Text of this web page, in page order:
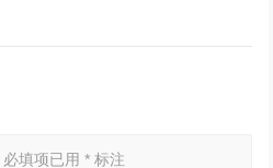
必填项已用* 标注